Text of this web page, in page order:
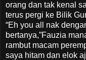
orang dan tak kenal
terus pergi ke Bilik
“Eh you all nak
bertanya,”Fauzia
rambut macam
saya hitam dan elok